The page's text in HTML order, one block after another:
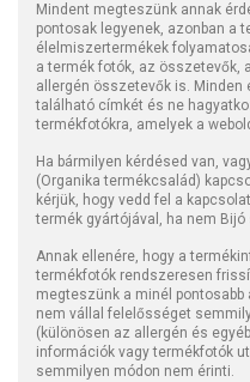
Mindent megteszünk annak
pontosak legyenek, azonban a
élelmiszertermékek
a termék fotók, az összetevők,
allergén összetevők is. Minden
található címkét és ne
termékfotókra, amelyek a
Ha bármilyen kérdésed van,
(Organika termékcsalád)
kérjük, hogy vedd fel a
termék gyártójával, ha nem
Annak ellenére, hogy a
termékfotók rendszeresen
megteszünk a minél
nem vállal felelősséget
(különösen az allergén és
információk vagy termékfotók
semmilyen módon nem érinti.